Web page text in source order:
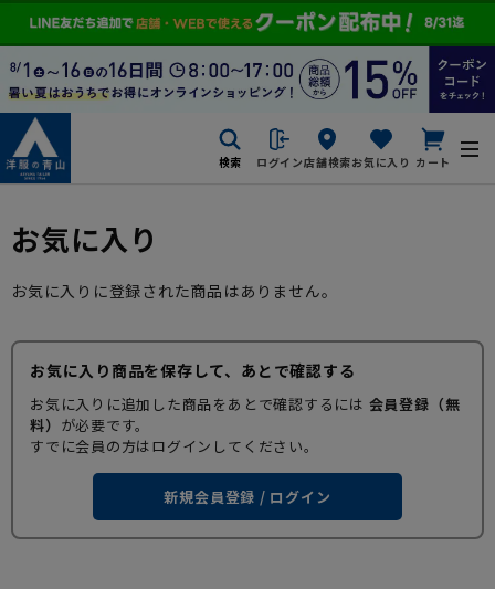
検索 ログイン店舗検索お気に入り カート
お気に入り
お気に入りに登録された商品はありません。
お気に入り商品を保存して、あとで確認する
お気に入りに追加した商品をあとで確認するには 会員登録（無
料） が必要です。
すでに会員の方はログインしてください。
新規会員登録 / ログイン